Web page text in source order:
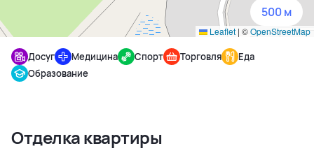
Leaflet | ©OpenStreetMap
500 м
Досуг Медицина Спорт Торговля
Еда
Образование
Отделка квартиры